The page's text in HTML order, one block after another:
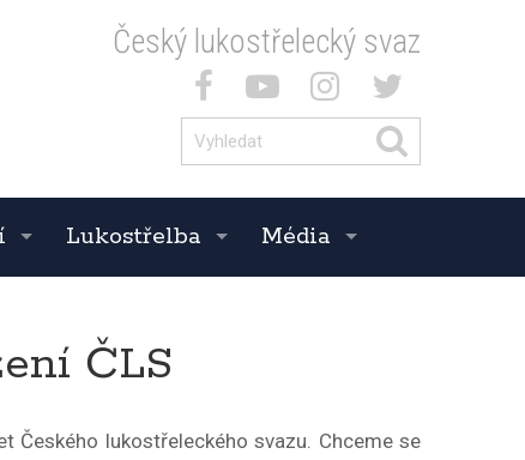
Český lukostřelecký svaz
Lukostřelba Média
ČLS
Českého lukostřeleckého svazu. Chceme se